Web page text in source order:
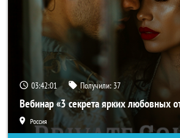
03:41:58 Получили: 37
Вебинар «3 секрета ярких любовных
Россия